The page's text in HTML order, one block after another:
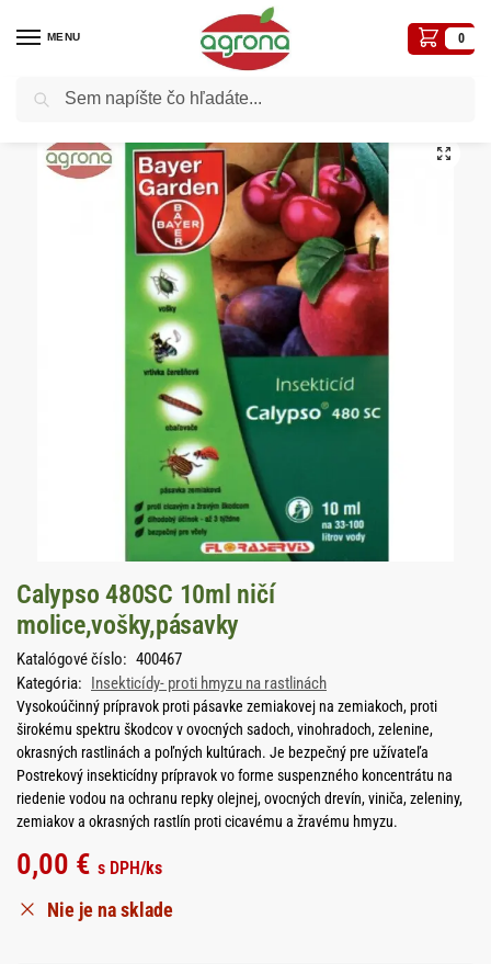
MENU 0
Domov Postreky-prípravky proti chorobám a škodcom
Calypso 480SC 10ml ničí
molice,vošky,pásavky
Katalógové číslo: 400467
Kategória: Insekticídy- proti hmyzu na rastlinách
Vysokoúčinný prípravok proti pásavke zemiakovej na zemiakoch, proti
širokému spektru škodcov v ovocných sadoch, vinohradoch, zelenine,
okrasných rastlinách a poľných kultúrach. Je bezpečný pre užívateľa
Postrekový insekticídny prípravok vo forme suspenzného koncentrátu na
riedenie vodou na ochranu repky olejnej, ovocných drevín, viniča, zeleniny,
zemiakov a okrasných rastlín proti cicavému a žravému hmyzu.
0,00 € s DPH/ks
Nie je na sklade